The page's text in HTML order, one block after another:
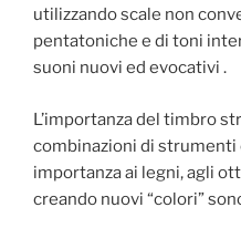
utilizzando scale non
pentatoniche e di toni
suoni nuovi ed evocativi .
L’importanza del timbro
combinazioni di strumenti
importanza ai legni, agli
creando nuovi “colori”